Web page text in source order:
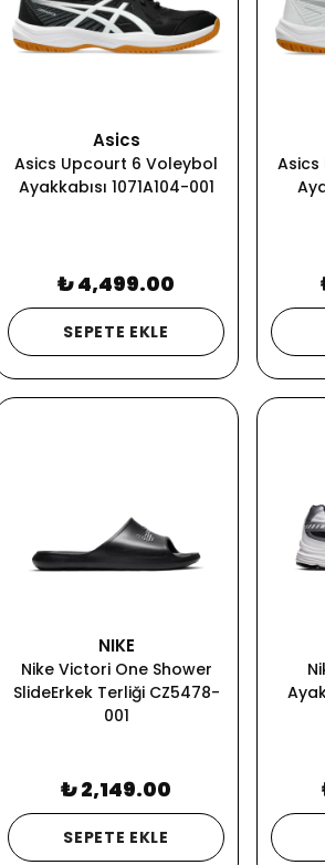
Asics
Asics Upcourt 6 Voleybol
Ayakkabısı 1071A104-001
₺ 4,499.00
SEPETE EKLE
NIKE
Nike Victori One Shower
SlideErkek Terliği CZ5478-
001
₺ 2,149.00
SEPETE EKLE